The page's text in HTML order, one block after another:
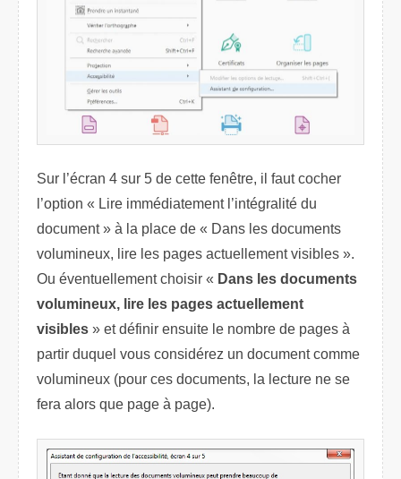
Sur l’écran 4 sur 5 de cette fenêtre, il faut cocher
l’option « Lire immédiatement l’intégralité du
document » à la place de « Dans les documents
volumineux, lire les pages actuellement visibles ».
Ou éventuellement choisir « Dans les documents
volumineux, lire les pages actuellement
visibles » et définir ensuite le nombre de pages à
partir duquel vous considérez un document comme
volumineux (pour ces documents, la lecture ne se
fera alors que page à page).